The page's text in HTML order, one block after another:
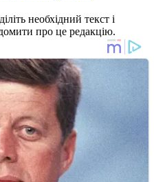
необхідний текст і
про це редакцію.